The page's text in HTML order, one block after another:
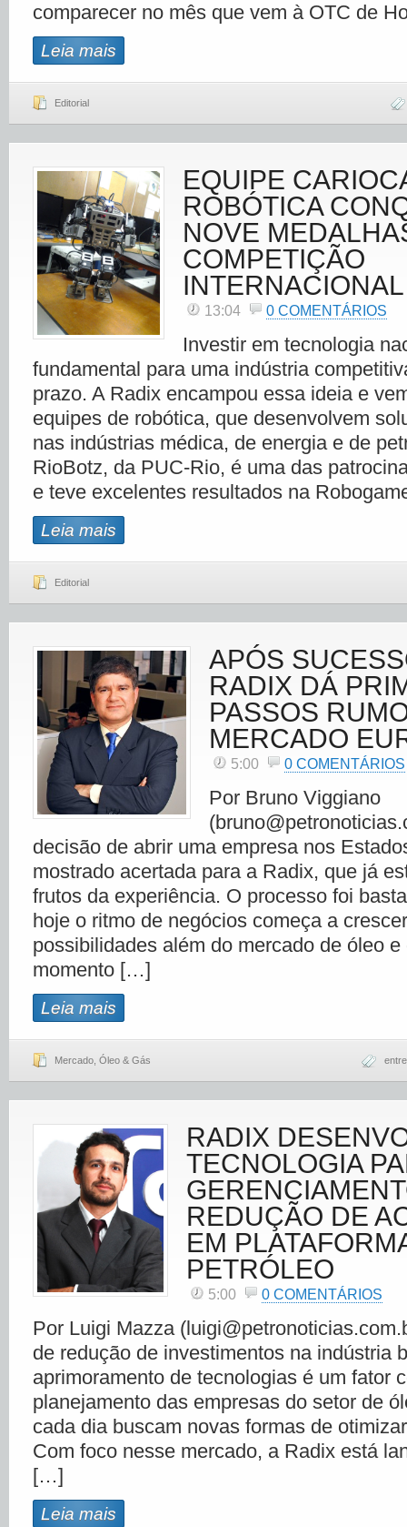
comparecer no mês que vem à OTC de
Leia mais
Editorial
EQUIPE
ROBÓTICA
NOVE
COMPETIÇÃO
INTERNACIONAL
13:04 0 COMENTÁRIOS
Investir em tecnologia
fundamental para uma indústria
prazo. A Radix encampou essa ideia e
equipes de robótica, que desenvolvem
nas indústrias médica, de energia e de
RioBotz, da PUC-Rio, é uma das
e teve excelentes resultados na
Leia mais
Editorial
APÓS
RADIX DÁ
PASSOS
MERCADO
5:00 0 COMENTÁRIOS
Por Bruno Viggiano
decisão de abrir uma empresa nos
mostrado acertada para a Radix, que já
frutos da experiência. O processo foi
hoje o ritmo de negócios começa a
possibilidades além do mercado de óleo
momento […]
Leia mais
Mercado Óleo & Gás
RADIX
TECNOLOGIA
REDUÇÃO DE
EM
PETRÓLEO
5:00 0 COMENTÁRIOS
Por Luigi Mazza
de redução de investimentos na indústria
aprimoramento de tecnologias é um fator
planejamento das empresas do setor de
cada dia buscam novas formas de
Com foco nesse mercado, a Radix está
[…]
Leia mais